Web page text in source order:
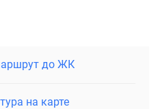
до ЖК
на карте